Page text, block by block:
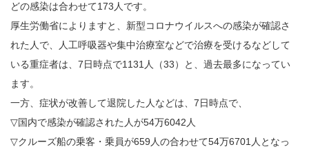
どの感染は合わせて173人です。
厚生労働省によりますと、新型コロナウイルスへの感染が確認さ
れた人で、人工呼吸器や集中治療室などで治療を受けるなどして
いる重症者は、7日時点で1131人（33）と、過去最多になってい
ます。
一方、症状が改善して退院した人などは、7日時点で、
▽国内で感染が確認された人が54万6042人
▽クルーズ船の乗客・乗員が659人の合わせて54万6701人となっ